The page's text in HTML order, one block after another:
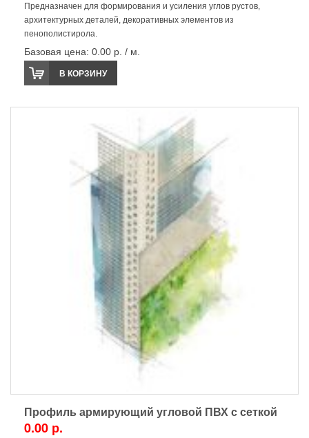
Предназначен для формирования и усиления углов рустов,
архитектурных деталей, декоративных элементов из
пенополистирола.
Базовая цена: 0.00 р. / м.
В КОРЗИНУ
Профиль армирующий угловой ПВХ с сеткой
0.00 р.